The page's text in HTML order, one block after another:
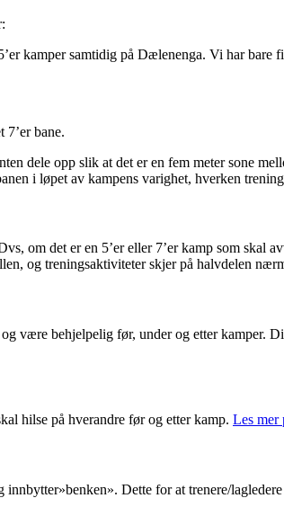
kamper samtidig på Dælenenga. Vi har bare
7’er bane.
dele opp slik at det er en fem meter sone
i løpet av kampens varighet, hverken
om det er en 5’er eller 7’er kamp som skal
og treningsaktiviteter skjer på halvdelen
være behjelpelig før, under og etter kamper.
hilse på hverandre før og etter kamp. Les mer
Dette for at trenere/